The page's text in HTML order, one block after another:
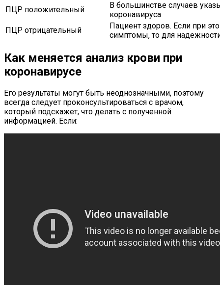
ПЦР положительный
В большинстве случаев
коронавируса
ПЦР отрицательный
Пациент здоров. Если при
симптомы, то для
Как меняется анализ крови при
коронавирусе
Его результаты могут быть неоднозначными, поэтому
всегда следует проконсультироваться с врачом,
который подскажет, что делать с полученной
информацией. Если: